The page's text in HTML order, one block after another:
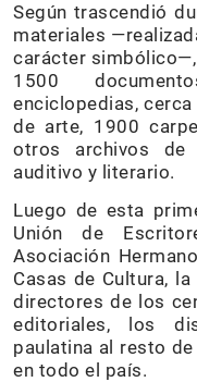
Según trascendió
materiales
carácter
1500
enciclopedias,
de arte, 1900
otros archivos de
auditivo y literario.
Luego de esta
Unión de
Asociación
Casas de Cultura,
directores de los
editoriales, los
paulatina al resto
en todo el país.